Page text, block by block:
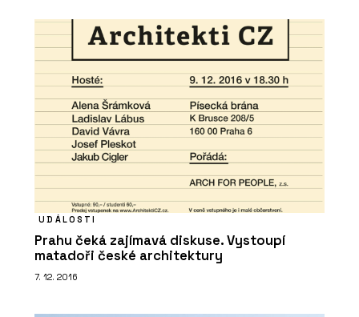
UDÁLOSTI
Prahu čeká zajímavá diskuse. Vystoupí
matadoři české architektury
7. 12. 2016